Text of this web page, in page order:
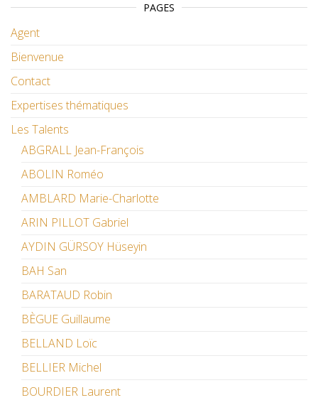
PAGES
Agent
Bienvenue
Contact
Expertises thématiques
Les Talents
ABGRALL Jean-François
ABOLIN Roméo
AMBLARD Marie-Charlotte
ARIN PILLOT Gabriel
AYDIN GÜRSOY Hüseyin
BAH San
BARATAUD Robin
BÈGUE Guillaume
BELLAND Loïc
BELLIER Michel
BOURDIER Laurent